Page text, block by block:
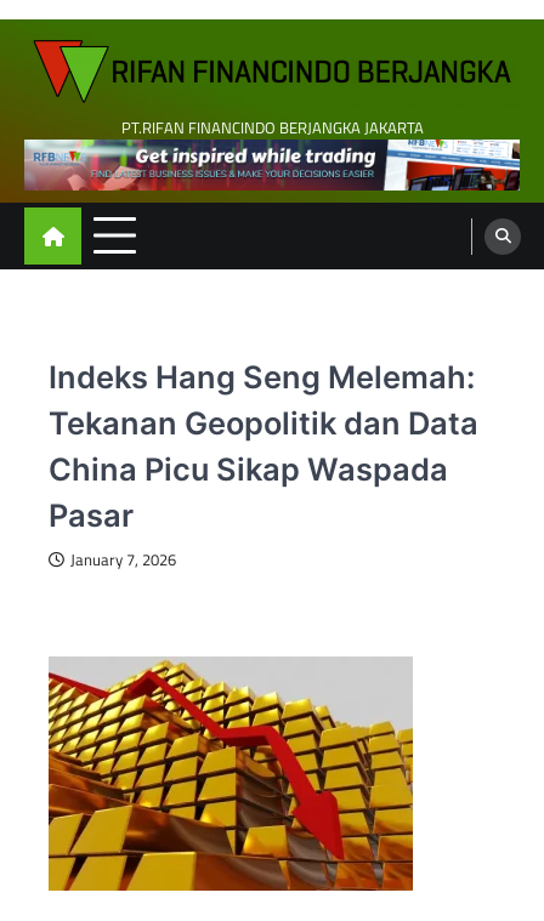
Skip
content
PT.RIFAN FINANCINDO BERJANGKA JAKARTA
Indeks Hang Seng Melemah:
Tekanan Geopolitik dan Data
China Picu Sikap Waspada
Pasar
January 7, 2026